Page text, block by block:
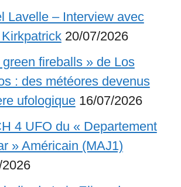
Lavelle – Interview avec
20/07/2026
green fireballs » de Los
: des météores devenus
ufologique 16/07/2026
4 UFO du « Departement
» Américain (MAJ1)
2026